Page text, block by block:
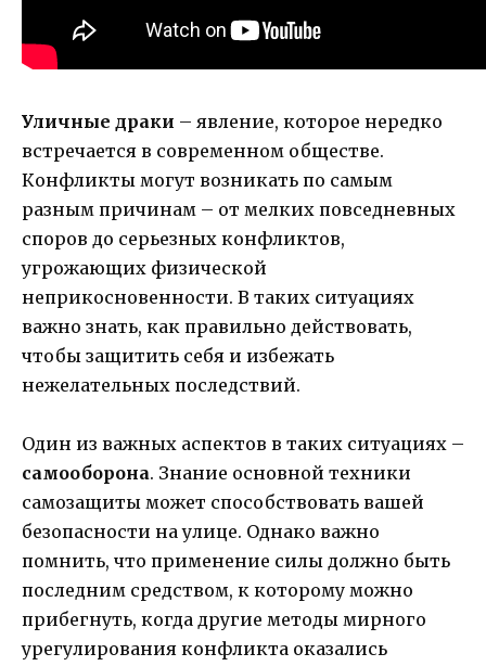
Уличные драки – явление, которое нередко
встречается в современном обществе.
Конфликты могут возникать по самым
разным причинам – от мелких повседневных
споров до серьезных конфликтов,
угрожающих физической
неприкосновенности. В таких ситуациях
важно знать, как правильно действовать,
чтобы защитить себя и избежать
нежелательных последствий.
Один из важных аспектов в таких ситуациях –
самооборона. Знание основной техники
самозащиты может способствовать вашей
безопасности на улице. Однако важно
помнить, что применение силы должно быть
последним средством, к которому можно
прибегнуть, когда другие методы мирного
урегулирования конфликта оказались